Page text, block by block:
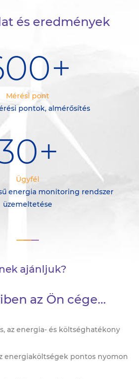
és eredmények
+
Mérési pont
pontok, almérősítés
+
Ügyfél
energia monitoring rendszer
üzemeltetése
ajánljuk?
az Ön cége…
az energia- és költséghatékony
energiaköltségek pontos nyomon